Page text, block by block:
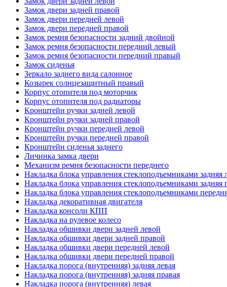
Замок двери задней правой
Замок двери передней левой
Замок двери передней правой
Замок ремня безопасности задний двойной
Замок ремня безопасности передний левый
Замок ремня безопасности передний правый
Замок сиденья
Зеркало заднего вида салонное
Козырек солнцезащитный правый
Корпус отопителя под моторчик
Корпус отопителя под радиаторы
Кронштейн ручки задней левой
Кронштейн ручки задней правой
Кронштейн ручки передней левой
Кронштейн ручки передней правой
Кронштейн сиденья заднего
Личинка замка двери
Механизм ремня безопасности переднего
Накладка блока управления стеклоподъемниками задняя
Накладка блока управления стеклоподъемниками задняя
Накладка блока управления стеклоподъемниками
Накладка декоративная двигателя
Накладка консоли КПП
Накладка на рулевое колесо
Накладка обшивки двери задней левой
Накладка обшивки двери задней правой
Накладка обшивки двери передней левой
Накладка обшивки двери передней правой
Накладка порога (внутренняя) задняя левая
Накладка порога (внутренняя) задняя правая
Накладка порога (внутренняя) левая